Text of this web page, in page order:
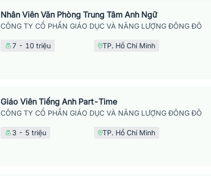
Nhân Viên Văn Phòng Trung Tâm Anh Ngữ
CÔNG TY CỔ PHẦN GIÁO DỤC VÀ NĂNG LƯỢNG ĐÔNG ĐÔ
7 - 10 triệu TP. Hồ Chí Minh
Giáo Viên Tiếng Anh Part-Time
CÔNG TY CỔ PHẦN GIÁO DỤC VÀ NĂNG LƯỢNG ĐÔNG ĐÔ
3 - 5 triệu TP. Hồ Chí Minh